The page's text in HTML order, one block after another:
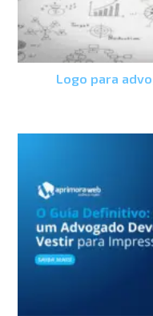
Logo para